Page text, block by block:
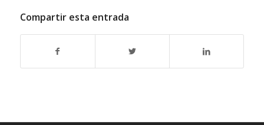
Compartir esta entrada